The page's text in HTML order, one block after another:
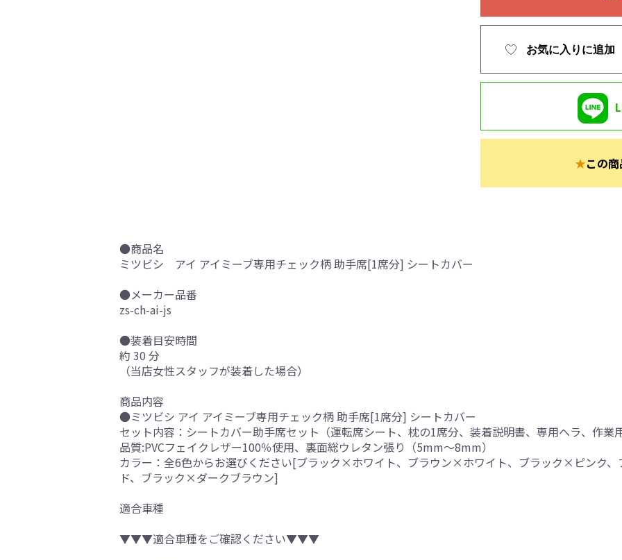
お気に入りに追加
★この
●商品名
ミツビシ アイ アイミーブ専用チェック柄 助手席[1席分] シートカバー
●メーカー品番
zs-ch-ai-js
●装着目安時間
約 30 分
（当店女性スタッフが装着した場合）
商品内容
●ミツビシ アイ アイミーブ専用チェック柄 助手席[1席分] シートカバー
セット内容：シートカバー助手席セット（運転席シート、枕の1席分、装着説明書、専用ヘラ、作業用
品質:PVCフェイクレザー100％使用、裏面総ウレタン張り（5mm～8mm）
カラー：全6色からお選びください[ブラック×ホワイト、ブラウン×ホワイト、ブラック×ピンク
ド、ブラック×ダークブラウン]
適合車種
▼▼▼適合車種をご確認ください▼▼▼